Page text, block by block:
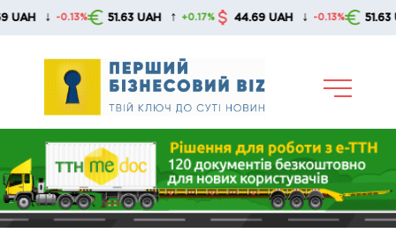
Skip
51.63 UAH ↑ +0.17% 44.69 UAH ↓ -0.13% 51.63 UAH ↑ +0.17%